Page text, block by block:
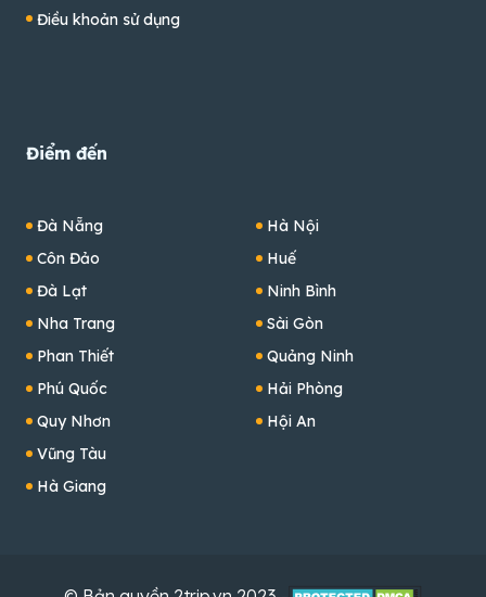
Điều khoản sử dụng
Điểm đến
Đà Nẵng
Côn Đảo
Đà Lạt
Nha Trang
Phan Thiết
Phú Quốc
Quy Nhơn
Vũng Tàu
Hà Giang
Hà Nội
Huế
Ninh Bình
Sài Gòn
Quảng Ninh
Hải Phòng
Hội An